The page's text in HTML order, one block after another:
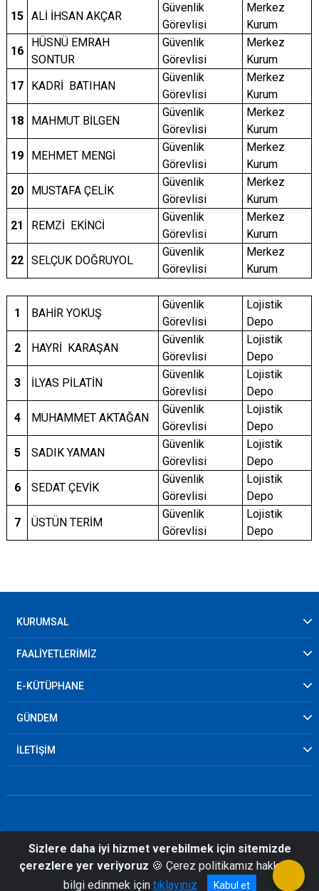
15 ALİ İHSAN AKÇAR
Güvenlik
Görevlisi
Merkez
Kurum
16
HÜSNÜ EMRAH
SONTUR
Güvenlik
Görevlisi
Merkez
Kurum
17
KADRİ BATIHAN
Güvenlik
Görevlisi
Merkez
Kurum
18
MAHMUT BİLGEN
Güvenlik
Görevlisi
Merkez
Kurum
19
MEHMET MENGİ
Güvenlik
Görevlisi
Merkez
Kurum
20
MUSTAFA ÇELİK
Güvenlik
Görevlisi
Merkez
Kurum
21
REMZİ EKİNCİ
Güvenlik
Görevlisi
Merkez
Kurum
22 SELÇUK DOĞRUYOL
Güvenlik
Görevlisi
Merkez
Kurum
1 BAHİR YOKUŞ
Güvenlik
Görevlisi
Lojistik
Depo
2
HAYRİ KARAŞAN
Güvenlik
Görevlisi
Lojistik
Depo
3
İLYAS PİLATİN
Güvenlik
Görevlisi
Lojistik
Depo
4
MUHAMMET AKTAĞAN
Güvenlik
Görevlisi
Lojistik
Depo
5
SADIK YAMAN
Güvenlik
Görevlisi
Lojistik
Depo
6
SEDAT ÇEVİK
Güvenlik
Görevlisi
Lojistik
Depo
7
ÜSTÜN TERİM
Güvenlik
Görevlisi
Lojistik
Depo
KURUMSAL
FAALİYETLERİMİZ
E-KÜTÜPHANE
GÜNDEM
İLETİŞİM
© 2026 Diyarbakır İl Afet ve Acil Durum
Müdürlüğü
Sizlere daha iyi hizmet verebilmek için sitemizde
çerezlere yer veriyoruz 🍪 Çerez politikamız hakkında
bilgi edinmek için tıklayınız Kabul et